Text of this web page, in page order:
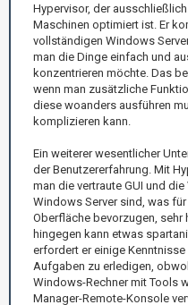
Hypervisor, der
Maschinen optimiert ist. Er
vollständigen Windows
man die Dinge einfach und
konzentrieren möchte. Das
wenn man zusätzliche
diese woanders ausführen
komplizieren kann.
Ein weiterer wesentlicher
der Benutzererfahrung. Mit
man die vertraute GUI und
Windows Server sind, was
Oberfläche bevorzugen, sehr
hingegen kann etwas
erfordert er einige
Aufgaben zu erledigen,
Windows-Rechner mit Tools
Manager-Remote-Konsole